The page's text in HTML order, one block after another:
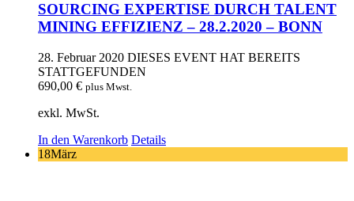
SOURCING EXPERTISE DURCH TALENT
MINING EFFIZIENZ – 28.2.2020 – BONN
28. Februar 2020 DIESES EVENT HAT BEREITS
STATTGEFUNDEN
690,00 € plus Mwst.
exkl. MwSt.
In den Warenkorb Details
18März